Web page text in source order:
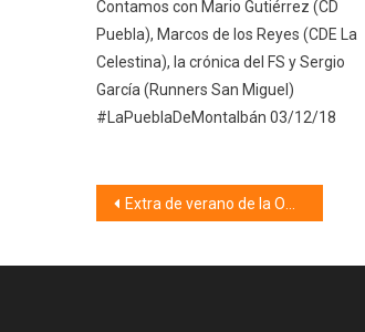
Contamos con Mario Gutiérrez (CD
Puebla), Marcos de los Reyes (CDE La
Celestina), la crónica del FS y Sergio
García (Runners San Miguel)
#LaPueblaDeMontalbán 03/12/18
Navegación
Extra de verano de la ONCE (16/08/23)